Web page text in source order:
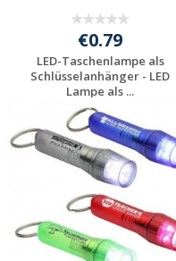
€0.79
LED-Taschenlampe als
Schlüsselanhänger - LED
Lampe als ...
Preis unverbindlich
anfragen